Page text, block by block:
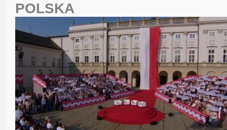
POLSKA